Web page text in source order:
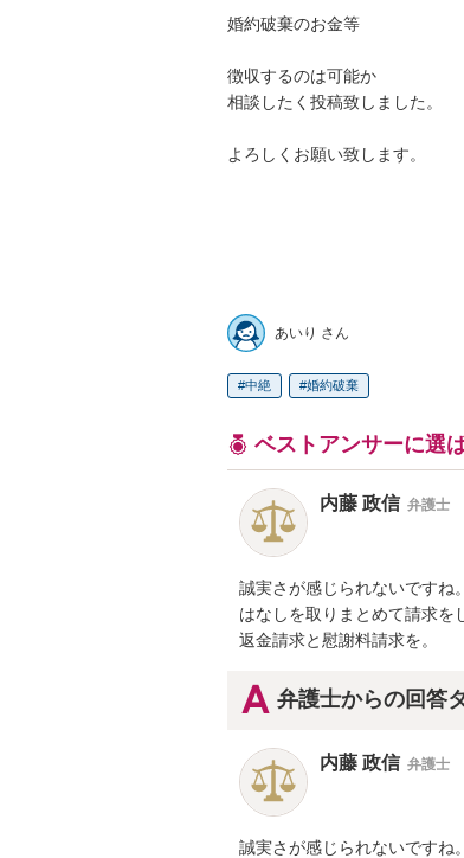
婚約破棄のお金等
徴収するのは可能か
相談したく投稿致しました。
よろしくお願い致します。
あいり さん
中絶 婚約破棄
ベストアンサーに選
内藤 政信 弁護士
誠実さが感じられないですね。
はなしを取りまとめて請求を
返金請求と慰謝料請求を。
弁護士からの回答
内藤 政信 弁護士
誠実さが感じられないですね。